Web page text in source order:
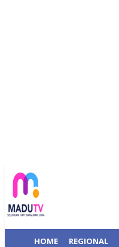
HOME REGIONAL